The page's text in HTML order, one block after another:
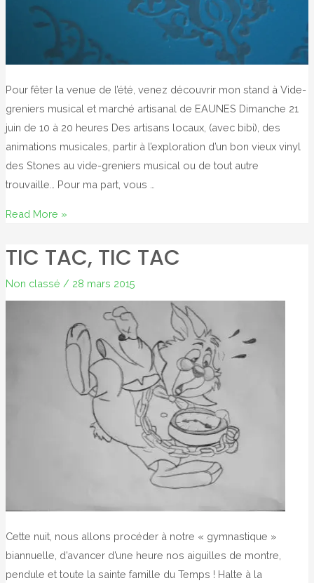
Pour fêter la venue de l’été, venez découvrir mon stand à Vide-
greniers musical et marché artisanal de EAUNES Dimanche 21
juin de 10 à 20 heures Des artisans locaux, (avec bibi), des
animations musicales, partir à l’exploration d’un bon vieux vinyl
des Stones au vide-greniers musical ou de tout autre
trouvaille… Pour ma part, vous …
Musique
couleurs…
Read More »
TIC TAC, TIC TAC
Non classé / 28 mars 2015
Cette nuit, nous allons procéder à notre « gymnastique »
biannuelle, d’avancer d’une heure nos aiguilles de montre,
pendule et toute la sainte famille du Temps ! Halte à la